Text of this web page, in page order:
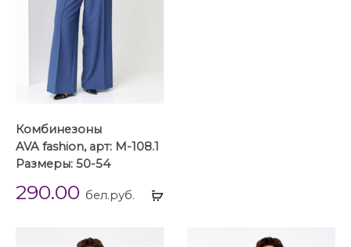
Выбрать
Комбинезоны
AVA fashion, арт: М-108.1
Размеры: 50-54
290.00 бел.руб.